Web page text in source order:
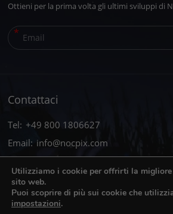
Ottieni per la prima volta gli ultimi sviluppi di
*
Contattaci
Tel: +49 800 1806627
Email: info@nocpix.com
Email: service@nocpix.com(Solo per
© 2026 Tutti i diritti riservati Inlumen
Utilizziamo i cookie per offrirti la migliore
sito web.
Puoi scoprire di più sui cookie che
impostazioni.